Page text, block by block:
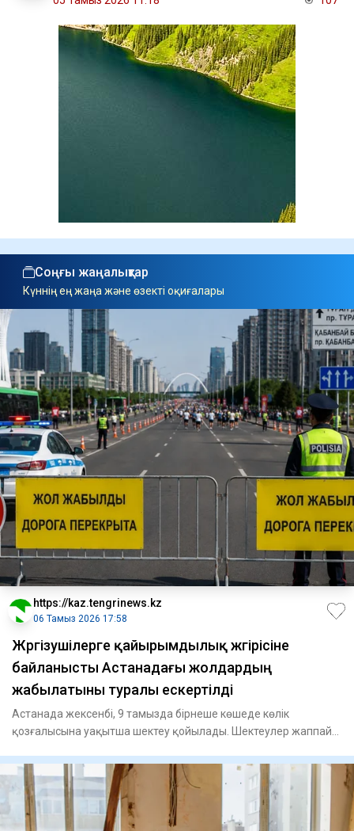
Соңғы жаңалықтар
Күннің ең жаңа және өзекті оқиғалары
https://kaz.tengrinews.kz
06 Тамыз 2026 17:58
Жүргізушілерге қайырымдылық жүгірісіне
байланысты Астанадағы жолдардың
жабылатыны туралы ескертілді
Астанада жексенбі, 9 тамызда бірнеше көшеде көлік
қозғалысына уақытша шектеу қойылады. Шектеулер жаппай